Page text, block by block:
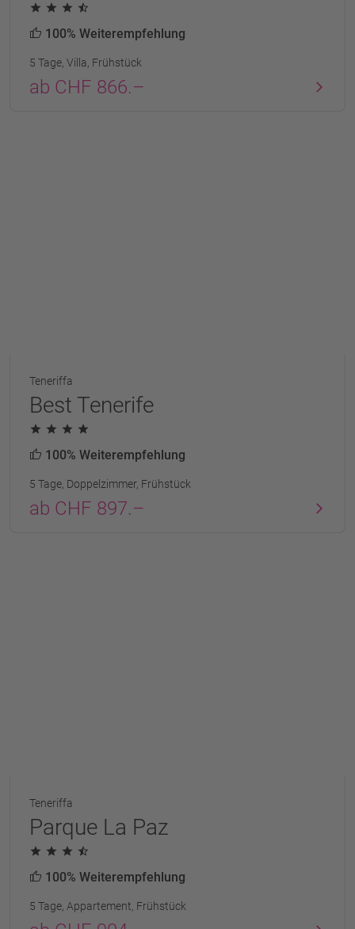
100% Weiterempfehlung
5 Tage, Villa, Frühstück
ab CHF 866.–
Teneriffa
Best Tenerife
100% Weiterempfehlung
5 Tage, Doppelzimmer, Frühstück
ab CHF 897.–
Teneriffa
Parque La Paz
100% Weiterempfehlung
5 Tage, Appartement, Frühstück